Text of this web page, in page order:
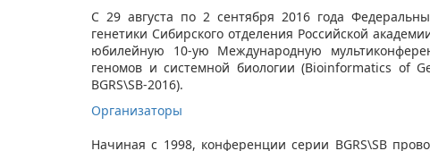
С 29 августа по 2 сентября 2016 года
генетики Сибирского отделения Российской
юбилейную 10-ую Международную
геномов и системной биологии (Bioinformatics of
BGRS\SB-2016).
Организаторы
Начиная с 1998, конференции серии BGRS\SB